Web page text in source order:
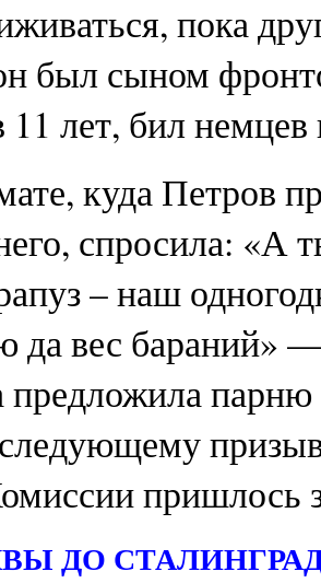
пока
был сыном
11 лет, бил
куда Петров
спросила: «А
– наш
да вес бараний»
парню
пришлось
ДО